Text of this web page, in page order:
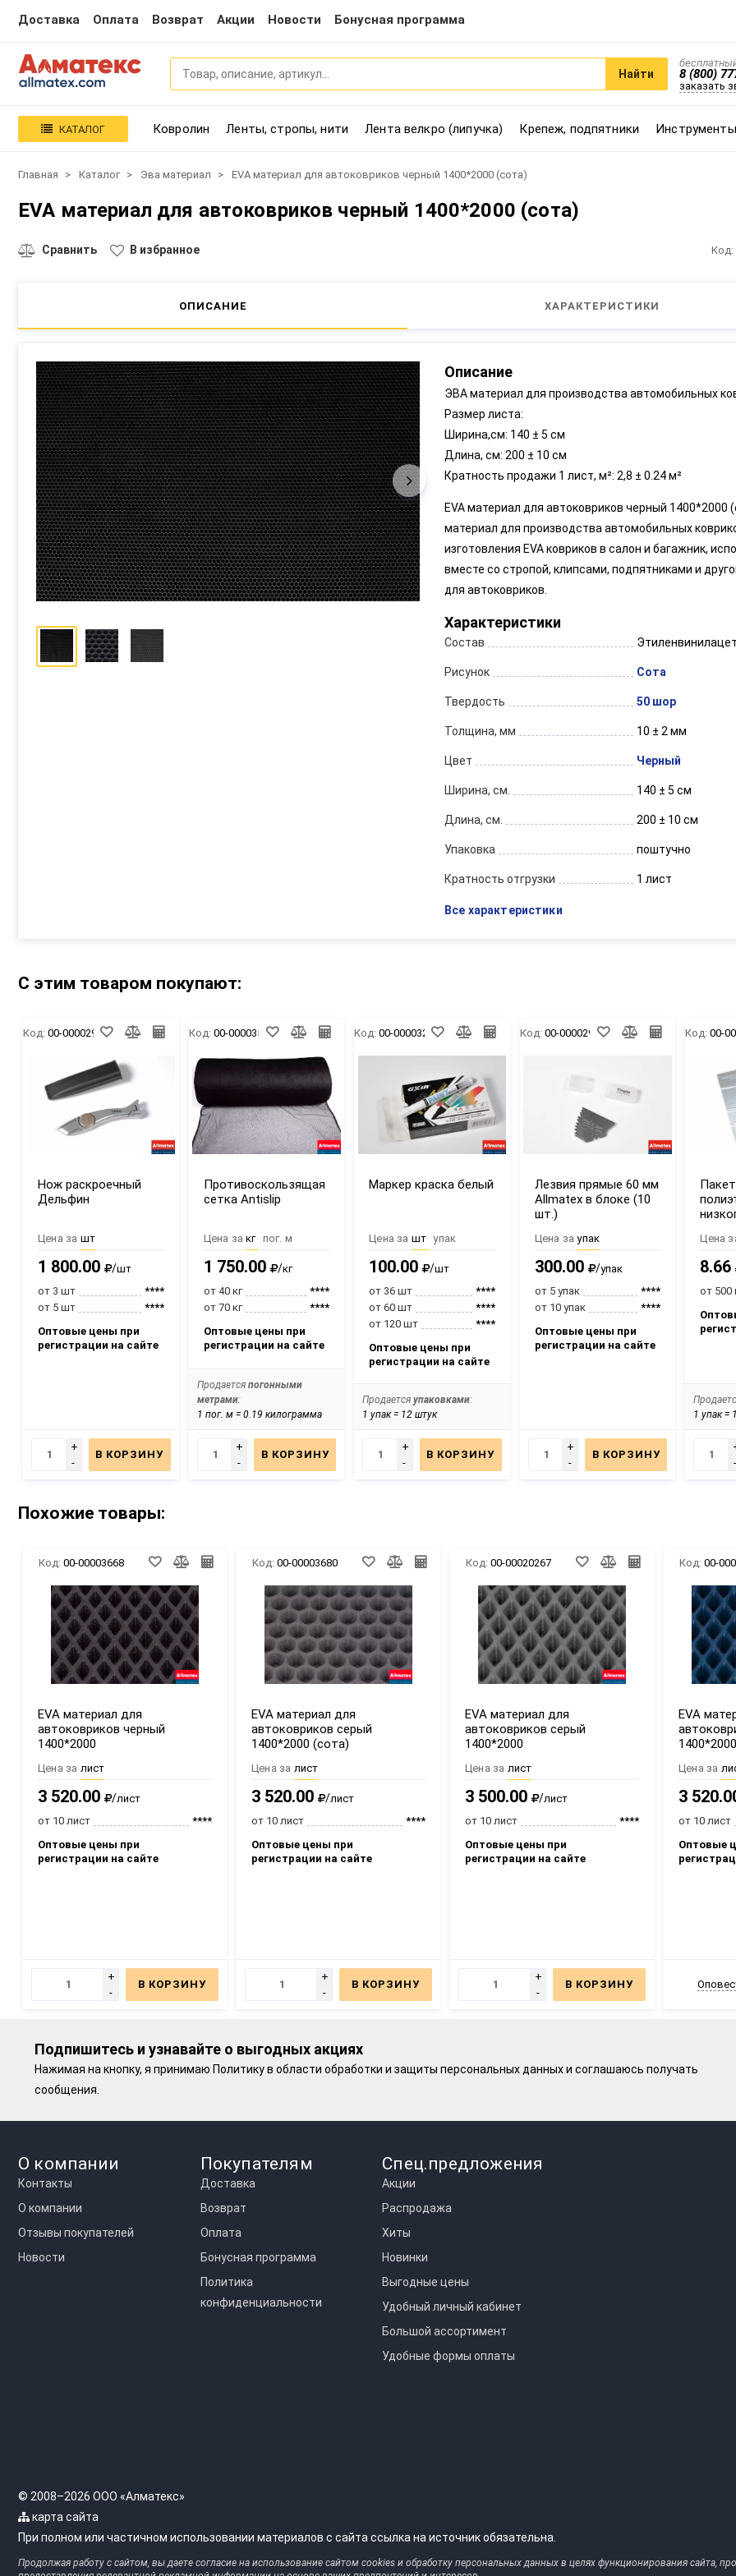
Доставка Оплата Возврат Акции Новости Бонусная программа
Найти 8 (800)
заказать
КАТАЛОГ Ковролин Ленты, стропы, нити Лента велкро (липучка) Крепеж, подпятники
Главная Каталог Эва материал EVA материал для автоковриков черный 1400*2000 (сота)
EVA материал для автоковриков черный 1400*2000 (сота)
Сравнить В избранное Код:
ОПИСАНИЕ ХАРАКТЕРИСТИКИ
Описание
ЭВА материал для производства автомобильных
Размер листа:
Ширина,см: 140 ± 5 см
Длина, см: 200 ± 10 см
Кратность продажи 1 лист, м²: 2,8 ± 0.24 м²
EVA материал для автоковриков черный 1400*2000
материал для производства автомобильных
изготовления EVA ковриков в салон и багажник,
вместе со стропой, клипсами, подпятниками и
для автоковриков.
Характеристики
Состав
Рисунок Сота
Твердость 50 шор
Толщина, мм 10 ± 2 мм
Цвет Черный
Ширина, см. 140 ± 5 см
Длина, см. 200 ± 10 см
Упаковка поштучно
Кратность отгрузки 1 лист
Все характеристики
С этим товаром покупают:
Код: 00-00002941
Нож раскроечный
Дельфин
Цена за шт
1 800.00 /шт
от 3 шт
****
от 5 шт
****
Оптовые цены при
регистрации на сайте
+
-
В КОРЗИНУ
Код: 00-00003522
Противоскользящая
сетка Antislip
Цена за кг пог. м
1 750.00 /кг
от 40 кг
****
от 70 кг
****
Оптовые цены при
регистрации на сайте
Продается погонными
метрами:
1 пог. м = 0.19 килограмма
+
-
В КОРЗИНУ
Код:00-00003283
Маркер краска белый
Цена за шт упак
100.00 /шт
от 36 шт
****
от 60 шт
****
от 120 шт
****
Оптовые цены при
регистрации на сайте
Продаетсяупаковками:
1 упак = 12 штук
+
-
В КОРЗИНУ
Код: 00-00002944
Лезвия прямые 60 мм
Allmatex в блоке (10
шт.)
Цена за упак
300.00 /упак
от 5 упак
****
от 10 упак
****
Оптовые цены при
регистрации на сайте
+
-
В КОРЗИНУ
Код:00-
Пакет
Цена
8.66
от 500
1 упак =
-
Похожие товары:
Код: 00-00003668
EVA материал для
автоковриков черный
1400*2000
Цена за лист
3 520.00 /лист
от 10 лист
****
Оптовые цены при
регистрации на сайте
+
-
В КОРЗИНУ
Код: 00-00003680
EVA материал для
автоковриков серый
1400*2000 (сота)
Цена за лист
3 520.00 /лист
от 10 лист
****
Оптовые цены при
регистрации на сайте
+
-
В КОРЗИНУ
Код: 00-00020267
EVA материал для
автоковриков серый
1400*2000
Цена за лист
3 500.00 /лист
от 10 лист
****
Оптовые цены при
регистрации на сайте
+
-
В КОРЗИНУ
Код: 00-
EVA
1400*2000
Цена за
3
от 10 лист
Оптовые
Подпишитесь и узнавайте о выгодных акциях
Нажимая на кнопку, я принимаю Политику в области обработки и защиты персональных данныхи соглашаюсь получать
сообщения.
О компании
Контакты
О компании
Отзывы покупателей
Новости
Покупателям
Доставка
Возврат
Оплата
Бонусная программа
Политика
конфиденциальности
Спец.предложения
Акции
Распродажа
Хиты
Новинки
Выгодные цены
Удобный личный кабинет
Большой ассортимент
Удобные формы оплаты
© 2008–2026 ООО «Алматекс»
карта сайта
При полном или частичном использовании материалов с сайта ссылка на источник обязательна.
Продолжая работу с сайтом, вы даете согласие на использование сайтом cookies и обработку персональных данных в целях функционирования сайта,